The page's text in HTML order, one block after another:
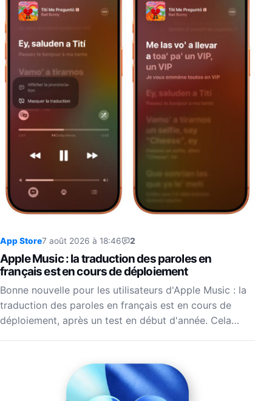
App Store7 août 2026 à 18:46 2
Apple Music : la traduction des paroles en
français est en cours de déploiement
Bonne nouvelle pour les utilisateurs d'Apple Music : la
traduction des paroles en français est en cours de
déploiement, après un test en début d'année. Cela…